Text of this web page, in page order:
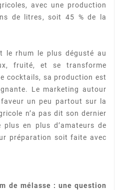
avec une production
de litres, soit 45 % de la
le rhum le plus dégusté au
fruité, et se transforme
cocktails, sa production est
Le marketing autour
un peu partout sur la
n’a pas dit son dernier
plus en plus d’amateurs de
préparation soit faite avec
de mélasse : une question